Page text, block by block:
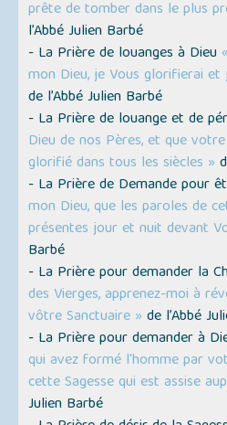
prête de tomber dans le plus
l’Abbé Julien Barbé
- La Prière de louanges à Dieu
mon Dieu, je Vous glorifierai
de l’Abbé Julien Barbé
- La Prière de louange et de
Dieu de nos Pères, et que
glorifié dans tous les siècles »
- La Prière de Demande pour
mon Dieu, que les paroles de
présentes jour et nuit devant
Barbé
- La Prière pour demander la
des Vierges, apprenez-moi à
vôtre Sanctuaire » de l’Abbé
- La Prière pour demander à
qui avez formé l'homme par
cette Sagesse qui est assise
Julien Barbé